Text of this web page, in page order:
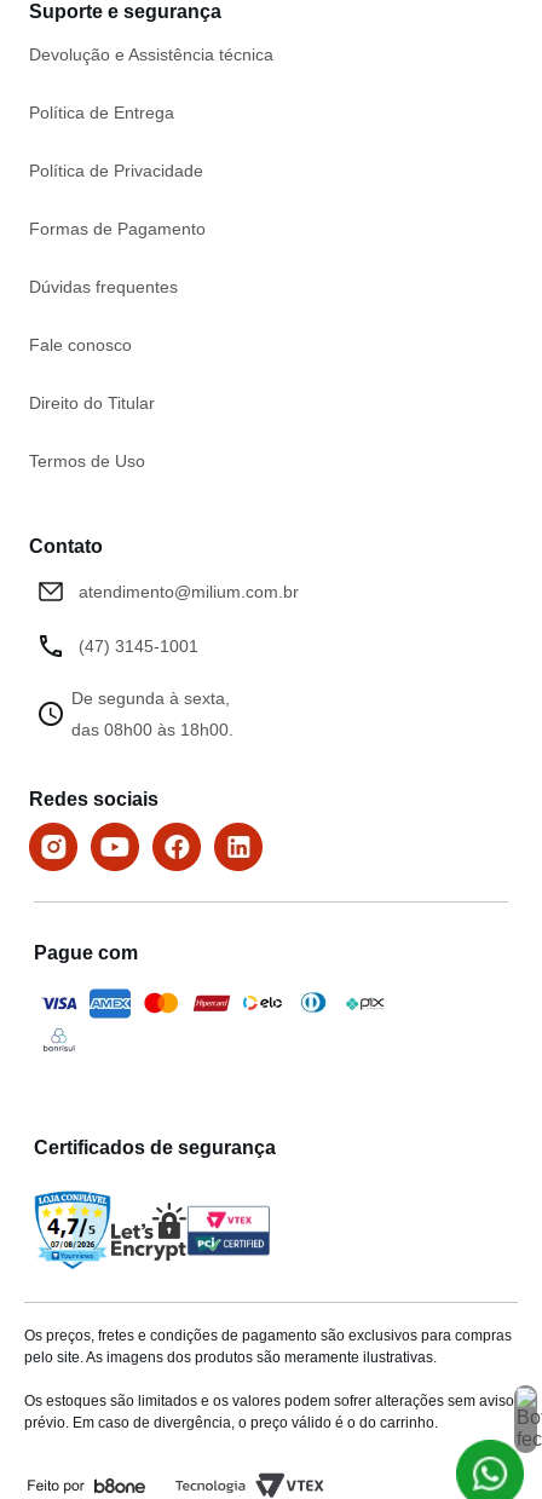
Suporte e segurança
Devolução e Assistência técnica
Política de Entrega
Política de Privacidade
Formas de Pagamento
Dúvidas frequentes
Fale conosco
Direito do Titular
Termos de Uso
Contato
atendimento@milium.com.br
(47) 3145-1001
De segunda à sexta,
das 08h00 às 18h00.
Redes sociais
Pague com
Certificados de segurança
Os preços, fretes e condições de pagamento são exclusivos para compras
pelo site. As imagens dos produtos são meramente ilustrativas.
Os estoques são limitados e os valores podem sofrer alterações sem aviso
prévio. Em caso de divergência, o preço válido é o do carrinho.